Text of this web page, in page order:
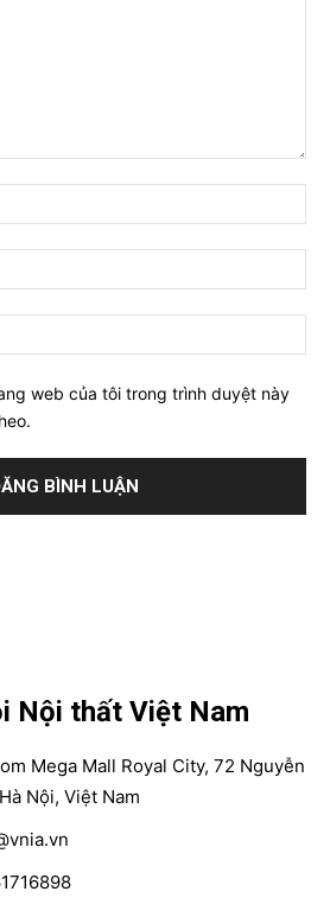
web của tôi trong trình duyệt này
Nội thất Việt Nam
Mega Mall Royal City, 72 Nguyễn
Nội, Việt Nam